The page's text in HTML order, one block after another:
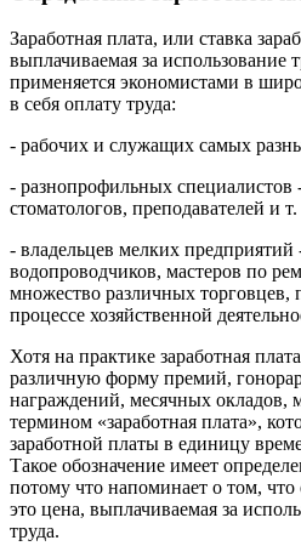
Заработная плата, или ставка
выплачиваемая за использование
применяется экономистами в
в себя оплату труда:
- рабочих и служащих самых
- разнопрофильных специалистов
стоматологов, преподавателей и т.
- владельцев мелких предприятий
водопроводчиков, мастеров по
множество различных торговцев,
процессе хозяйственной
Хотя на практике заработная
различную форму премий,
награждений, месячных окладов,
термином «заработная плата»,
заработной платы в единицу
Такое обозначение имеет
потому что напоминает о том, что
это цена, выплачиваемая за
труда.